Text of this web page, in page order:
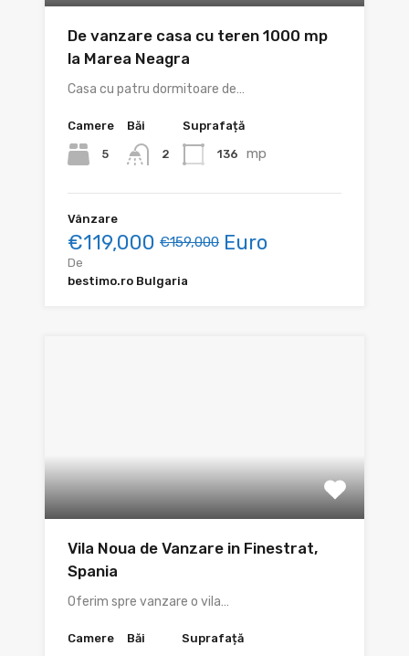
De vanzare casa cu teren 1000 mp
la Marea Neagra
Casa cu patru dormitoare de…
Camere
5
Băi
2
Suprafață
136 mp
Vânzare
€119,000 €159,000 Euro
De
bestimo.ro Bulgaria
Vila Noua de Vanzare in Finestrat,
Spania
Oferim spre vanzare o vila…
Camere Băi Suprafață